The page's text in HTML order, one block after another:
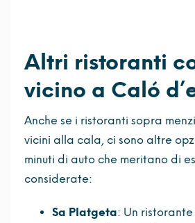
Altri ristoranti
vicino a Caló
Anche se i ristoranti sopra
vicini alla cala, ci sono altre
minuti di auto che meritano di
considerate:
Sa Platgeta: Un